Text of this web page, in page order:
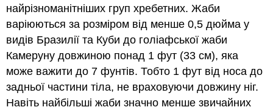
найрізноманітніших груп хребетних. Жаби
варіюються за розміром від менше 0,5 дюйма у
видів Бразилії та Куби до голіафської жаби
Камеруну довжиною понад 1 фут (33 см), яка
може важити до 7 фунтів. Тобто 1 фут від носа до
задньої частини тіла, не враховуючи довжину ніг.
Навіть найбільші жаби значно менше звичайних